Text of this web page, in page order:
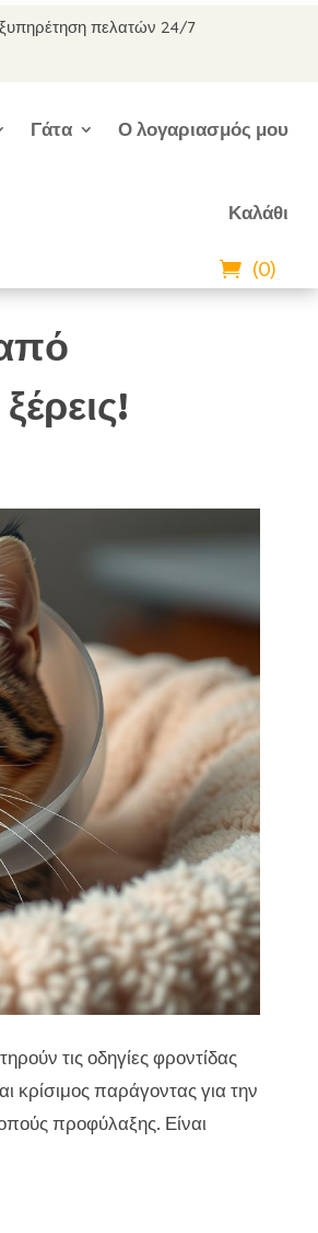
πελατών 24/7
Γάτα Ο λογαριασμός μου
Καλάθι
(0)
τις οδηγίες φροντίδας
κρίσιμος παράγοντας για την
προφύλαξης. Είναι